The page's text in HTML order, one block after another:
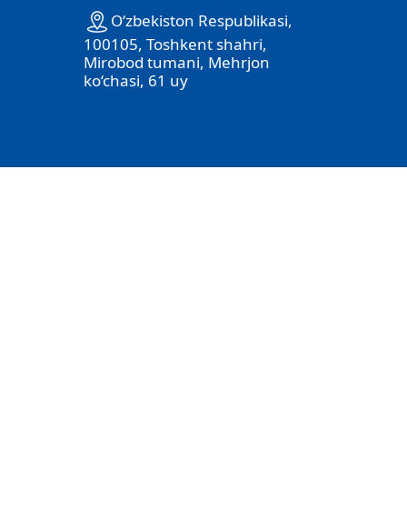
O‘zbekiston Respublikasi,
100105, Toshkent shahri,
Mirobod tumani, Mehrjon
ko‘chasi, 61 uy